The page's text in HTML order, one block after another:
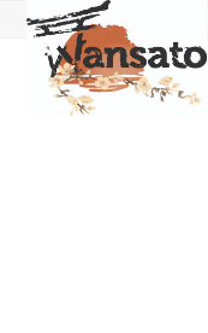
Skip
content
Open
mobile
menu
Close
mobile
menu